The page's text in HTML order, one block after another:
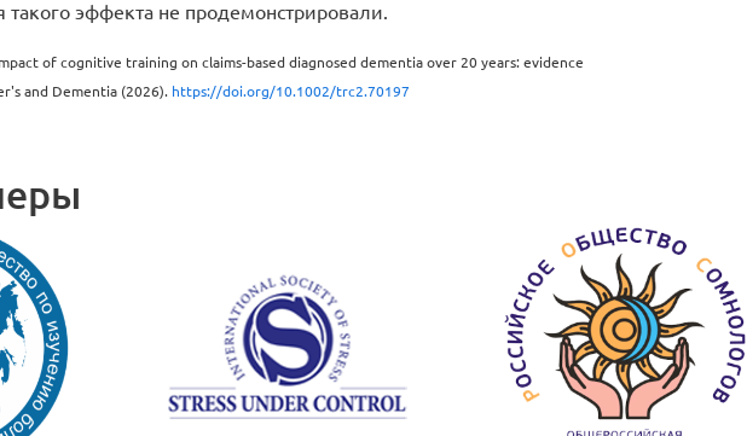
эффекта не продемонстрировали.
of cognitive training on claims-based diagnosed dementia over 20 years: evidence
and Dementia (2026). https://doi.org/10.1002/trc2.70197